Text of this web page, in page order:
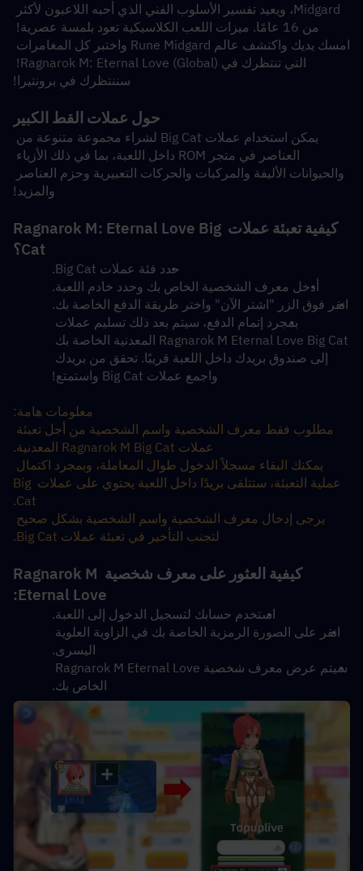
سننتظرك في برونتيرا!
حول عملات القط الكبير
والمزيد!
كيفية تعبئة عملات Ragnarok M: Eternal Love Big
Cat؟
حدد فئة عملات Big Cat.
أدخل معرف الشخصية الخاص بك وحدد خادم اللعبة.
انقر فوق الزر "اشتر الآن" واختر طريقة الدفع الخاصة بك.
واجمع عملات Big Cat واستمتع!
معلومات هامة:
عملات Ragnarok M Big Cat المعدنية.
عملية التعبئة، ستتلقى بريدًا داخل اللعبة يحتوي على عملات Big
Cat.
لتجنب التأخير في تعبئة عملات Big Cat.
كيفية العثور على معرف شخصية Ragnarok M
Eternal Love:
استخدم حسابك لتسجيل الدخول إلى اللعبة.
اليسرى.
الخاص بك.